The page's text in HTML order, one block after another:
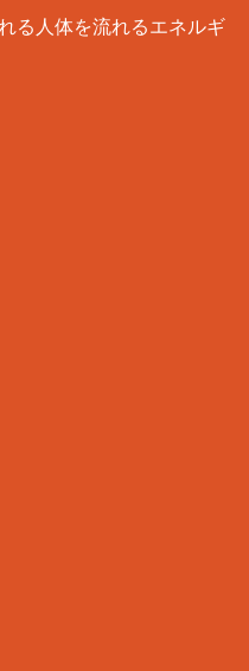
る人体を流れるエネルギ